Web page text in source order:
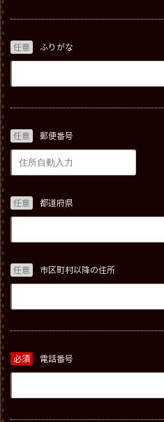
任意 ふりがな
任意 郵便番号
任意 都道府県
任意 市区町村以降の住所
必須 電話番号